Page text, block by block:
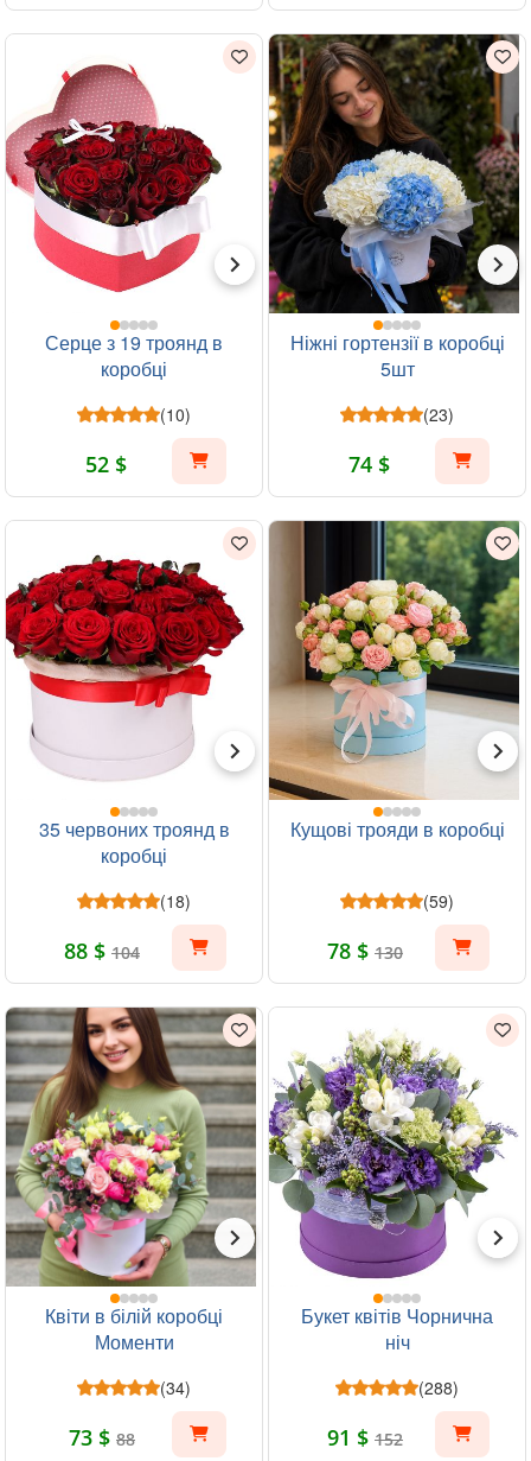
Серце з 19 троянд в
коробці
(10)
52 $
Ніжні гортензії в коробці
5шт
(23)
74 $
35 червоних троянд в
коробці
(18)
88 $ 104
Кущові трояди в коробці
(59)
78 $ 130
Квіти в білій коробці
Моменти
(34)
73 $ 88
Букет квітів Чорнична
ніч
(288)
91 $ 152